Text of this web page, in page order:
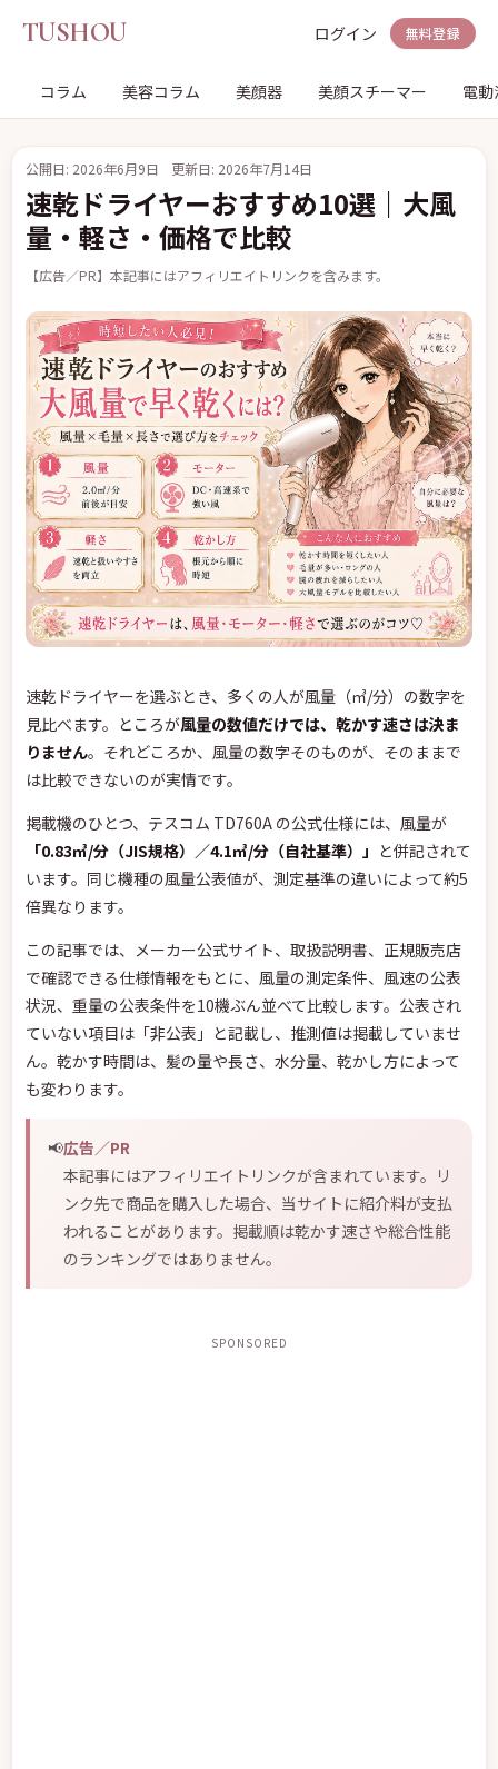
TUSHOU ログイン 無料登録
コラム 美容コラム 美顔器 美顔スチーマー 電
公開日: 2026年6月9日 更新日: 2026年7月14日
速乾ドライヤーおすすめ10選｜大風
量・軽さ・価格で比較
【広告／PR】本記事にはアフィリエイトリンクを含みます。
速乾ドライヤーを選ぶとき、多くの人が風量（㎥/分）の数字を
見比べます。ところが風量の数値だけでは、乾かす速さは決ま
りません。それどころか、風量の数字そのものが、そのままで
は比較できないのが実情です。
掲載機のひとつ、テスコム TD760A の公式仕様には、風量が
「0.83㎥/分（JIS規格）／4.1㎥/分（自社基準）」 と併記されて
います。同じ機種の風量公表値が、測定基準の違いによって約5
倍異なります。
この記事では、メーカー公式サイト、取扱説明書、正規販売店
で確認できる仕様情報をもとに、風量の測定条件、風速の公表
状況、重量の公表条件を10機ぶん並べて比較します。公表され
ていない項目は「非公表」と記載し、推測値は掲載していませ
ん。乾かす時間は、髪の量や長さ、水分量、乾かし方によって
も変わります。
📢広告／PR
本記事にはアフィリエイトリンクが含まれています。リ
ンク先で商品を購入した場合、当サイトに紹介料が支払
われることがあります。掲載順は乾かす速さや総合性能
のランキングではありません。
SPONSORED